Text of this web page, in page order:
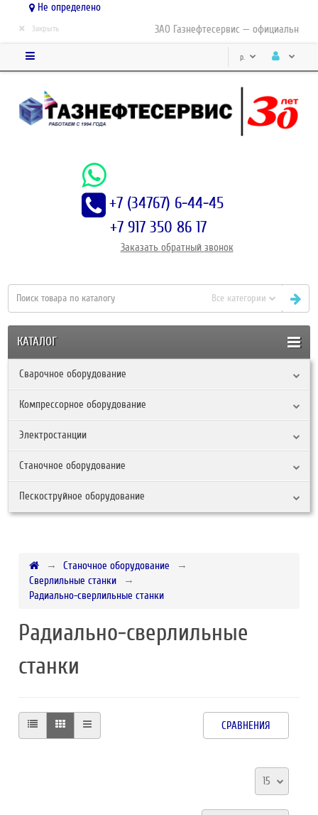
Не определено
ЗАО Газнефтесервис — официальный
× Закрыть
р.
+7 (34767) 6-44-45
+7 917 350 86 17
Заказать обратный звонок
Все категории
КАТАЛОГ
Сварочное оборудование
Компрессорное оборудование
Электростанции
Станочное оборудование
Пескоструйное оборудование
Станочное оборудование
Сверлильные станки
Радиально-сверлильные станки
Радиально-сверлильные
станки
СРАВНЕНИЯ
15